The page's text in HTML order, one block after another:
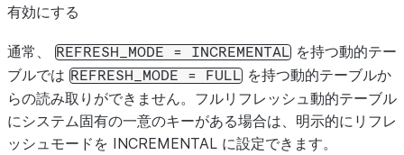
FROM fact_table
INNER JOIN dimension_table d ON f.dim_id = d .dim_id
有効にする
通常、 REFRESH_MODE = INCREMENTAL を持つ動的テー
ブルでは REFRESH_MODE = FULL を持つ動的テーブルか
らの読み取りができません。フルリフレッシュ動的テーブル
にシステム固有の一意のキーがある場合は、明示的にリフレ
ッシュモードを INCREMENTAL に設定できます。